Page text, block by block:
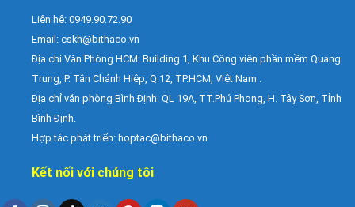
Liên hệ: 0949.90.72.90
Email: cskh@bithaco.vn
Địa chi Văn Phòng HCM: Building 1, Khu Công viên phần mềm Quang
Trung, P. Tân Chánh Hiệp, Q.12, TP.HCM, Việt Nam .
Địa chỉ văn phòng Bình Định: QL 19A, TT.Phú Phong, H. Tây Sơn, Tỉnh
Bình Định.
Hợp tác phát triển: hoptac@bithaco.vn
Kết nối với chúng tôi